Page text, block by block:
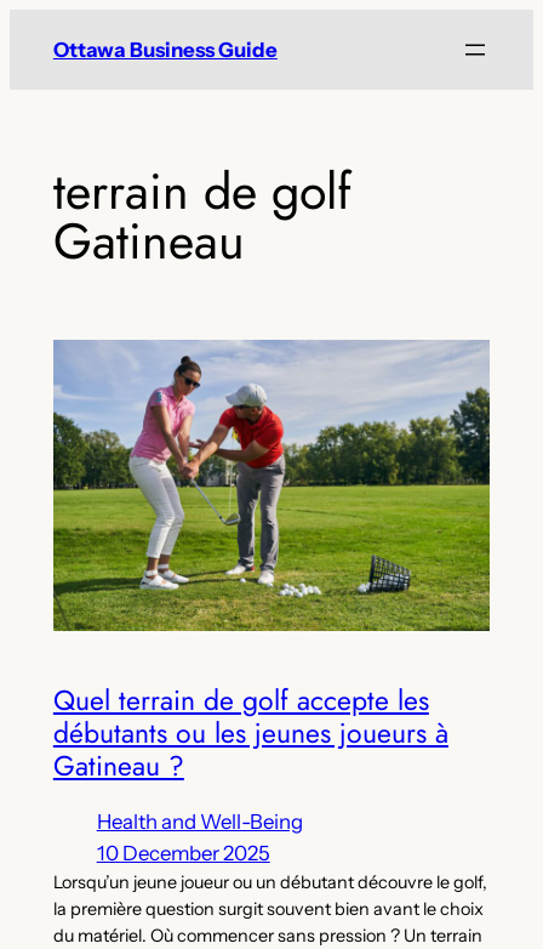
Ottawa Business Guide
terrain de golf
Gatineau
Quel terrain de golf accepte les
débutants ou les jeunes joueurs à
Gatineau ?
Health and Well-Being
10 December 2025
Lorsqu’un jeune joueur ou un débutant découvre le golf,
la première question surgit souvent bien avant le choix
du matériel. Où commencer sans pression ? Un terrain